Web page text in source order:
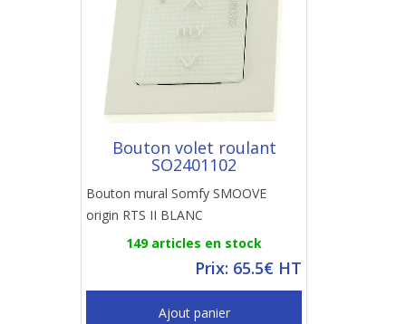
Bouton volet roulant
SO2401102
Bouton mural Somfy SMOOVE
origin RTS II BLANC
149 articles en stock
Prix: 65.5€ HT
Ajout panier